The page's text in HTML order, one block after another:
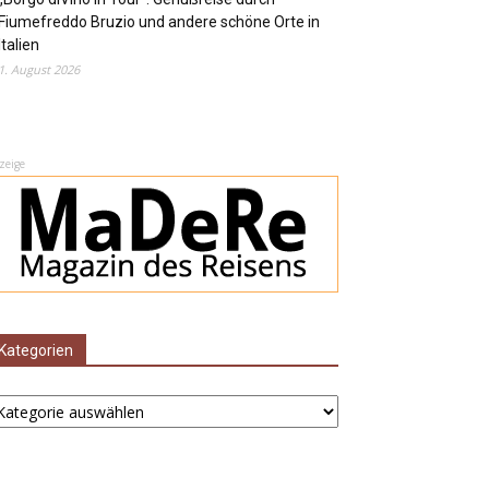
Bruzio und andere schöne Orte in
August 2026